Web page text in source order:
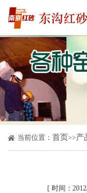
当前位置： 首页>>产
[ 时间：